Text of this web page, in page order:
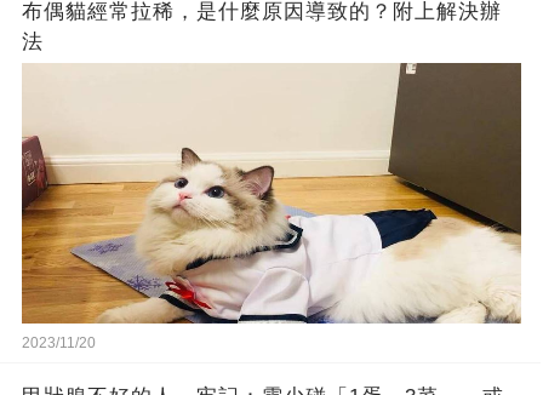
布偶貓經常拉稀，是什麼原因導致的？附上解決辦
法
2023/11/20